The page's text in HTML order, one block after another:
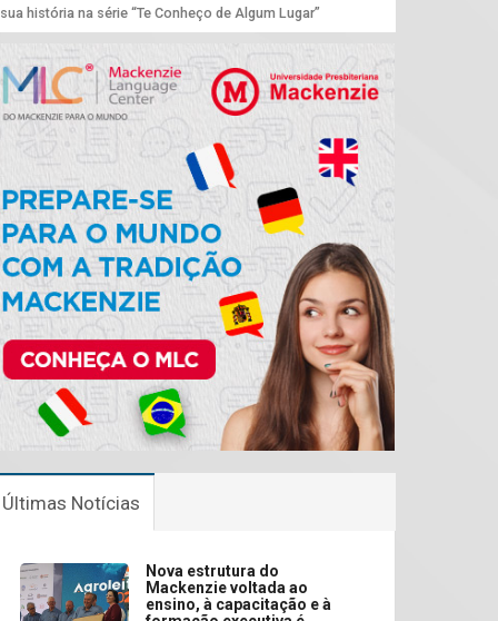
história na série “Te Conheço de Algum Lugar”
Últimas Notícias
Nova estrutura do
Mackenzie voltada ao
ensino, à capacitação e à